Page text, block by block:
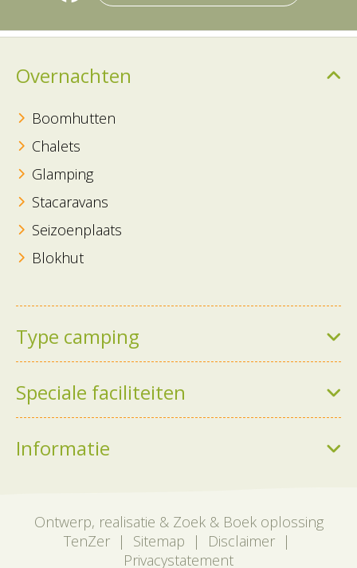
Overnachten
Boomhutten
Chalets
Glamping
Stacaravans
Seizoenplaats
Blokhut
Type camping
Rustige camping
Vakantiepark
Speciale faciliteiten
Winter faciliteiten
Zwembad
Informatie
Contact
Voor bedrijven
Ontwerp, realisatie & Zoek & Boek oplossing
TenZer| Sitemap | Disclaimer |
Privacystatement